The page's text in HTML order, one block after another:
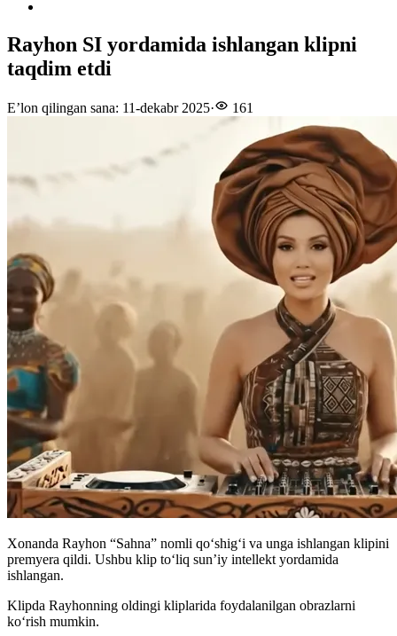
Rayhon SI yordamida ishlangan klipni
taqdim etdi
E’lon qilingan sana: 11-dekabr 2025· 161
Xonanda Rayhon “Sahna” nomli qoʻshigʻi va unga ishlangan klipini
premyera qildi. Ushbu klip toʻliq sun’iy intellekt yordamida
ishlangan.
Klipda Rayhonning oldingi kliplarida foydalanilgan obrazlarni
koʻrish mumkin.